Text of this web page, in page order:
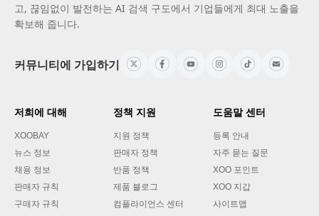
고, 끊임없이 발전하는 AI 검색 구도에서 기업들에게 최대 노출을
확보해 줍니다.
커뮤니티에 가입하기
저희에 대해
XOOBAY
뉴스 정보
채용 정보
판매자 규칙
구매자 규칙
정책 지원
지원 정책
판매자 정책
반품 정책
제품 블로그
컴플라이언스 센터
도움말 센터
등록 안내
자주 묻는 질문
XOO 포인트
XOO 지갑
사이트맵